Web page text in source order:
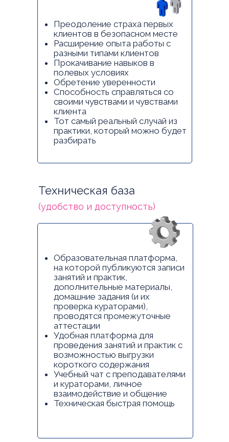
Преодоление страха первых
клиентов в безопасном месте
Расширение опыта работы с
разными типами клиентов
Прокачивание навыков в
полевых условиях
Обретение уверенности
Способность справляться со
своими чувствами и чувствами
клиента
Тот самый реальный случай из
практики, который можно будет
разбирать
Техническая база
Образовательная платформа,
на которой публикуются записи
занятий и практик,
дополнительные материалы,
домашние задания (и их
проверка кураторами),
проводятся промежуточные
аттестации
Удобная платформа для
проведения занятий и практик с
возможностью выгрузки
короткого содержания
Учебный чат с преподавателями
и кураторами, личное
взаимодействие и общение
Техническая быстрая помощь
(удобство и доступность)